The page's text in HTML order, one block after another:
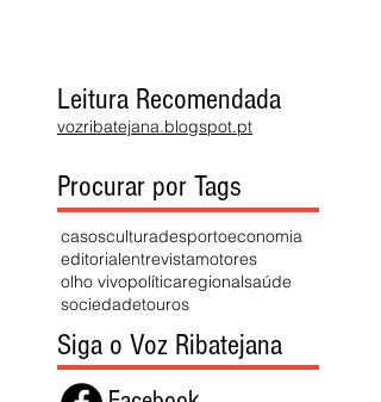
Leitura Recomendada
vozribatejana.blogspot.pt
Procurar por Tags
casosculturadesportoeconomia
editorialentrevistamotores
olho vivopolíticaregionalsaúde
sociedadetouros
Siga o Voz Ribatejana